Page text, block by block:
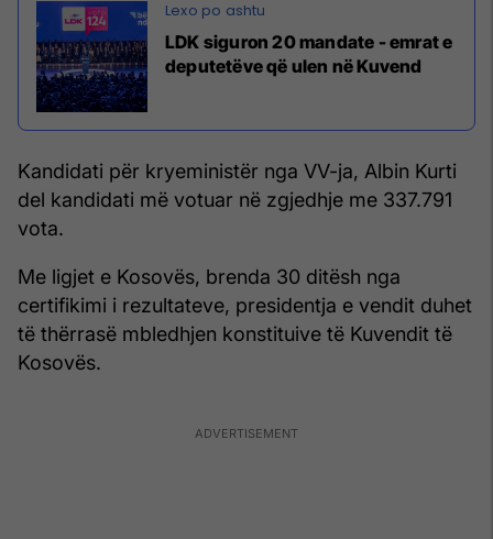
LDK siguron 20 mandate - emrat e
deputetëve që ulen në Kuvend
Kandidati për kryeministër nga VV-ja, Albin Kurti
del kandidati më votuar në zgjedhje me 337.791
vota.
Me ligjet e Kosovës, brenda 30 ditësh nga
certifikimi i rezultateve, presidentja e vendit duhet
të thërrasë mbledhjen konstituive të Kuvendit të
Kosovës.